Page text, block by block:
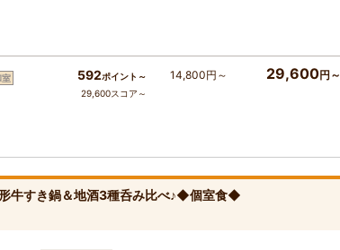
室 592ポイント～
29,600スコア～
14,800円～ 29,600円～
牛すき鍋＆地酒3種呑み比べ♪◆個室食◆